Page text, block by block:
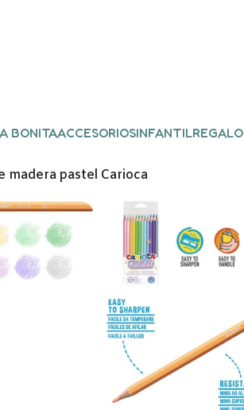
BONITAACCESORIOSINFANTIL
madera pastel Carioca